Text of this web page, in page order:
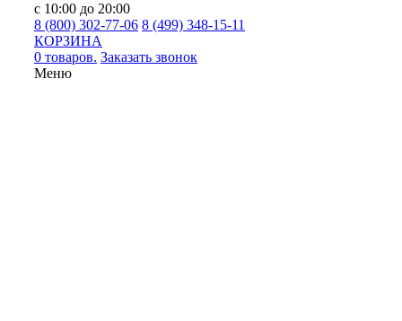
с 10:00 до 20:00
8 (800) 302-77-06 8 (499) 348-15-11
КОРЗИНА
0 товаров. Заказать звонок
Меню